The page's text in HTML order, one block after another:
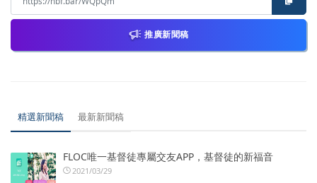
推廣新聞稿
精選新聞稿 最新新聞稿
FLOC唯一基督徒專屬交友APP，基督徒的新福音
2021/03/29